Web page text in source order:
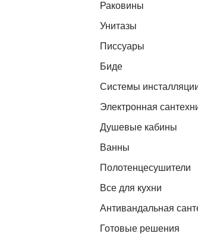
Раковины
Унитазы
Писсуары
Биде
Системы
Электронная
Душевые кабины
Ванны
Полотенцесушители
Все для кухни
Антивандальная
Готовые решения